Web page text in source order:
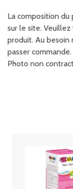
La composition
sur le site.
produit. Au besoin
passer commande.
Photo non